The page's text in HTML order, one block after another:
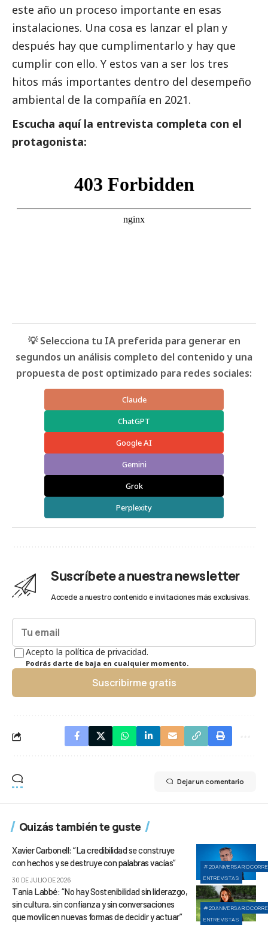
este año un proceso importante en esas
instalaciones. Una cosa es lanzar el plan y
después hay que cumplimentarlo y hay que
cumplir con ello. Y estos van a ser los tres
hitos más importantes dentro del desempeño
ambiental de la compañía en 2021.
Escucha aquí la entrevista completa con el
protagonista:
💡 Selecciona tu IA preferida para generar en
segundos un análisis completo del contenido y una
propuesta de post optimizado para redes sociales:
Claude
ChatGPT
Google AI
Gemini
Grok
Perplexity
Suscríbete a nuestra newsletter
Accede a nuestro contenido e invitaciones más exclusivas.
Acepto la política de privacidad.
Podrás darte de baja en cualquier momento.
Suscribirme gratis
Dejar un comentario
Quizás también te guste
ENTREVISTAS
Xavier Carbonell: “La credibilidad se construye
con hechos y se destruye con palabras vacías”
30 DE JULIO DE 2026
ENTREVISTAS
Tania Labbé: “No hay Sostenibilidad sin liderazgo,
sin cultura, sin confianza y sin conversaciones
que movilicen nuevas formas de decidir y actuar”